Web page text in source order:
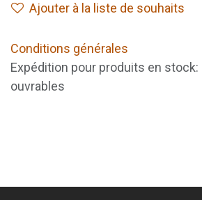
Ajouter à la liste de souhaits
Conditions générales
Expédition pour produits en stock:
ouvrables